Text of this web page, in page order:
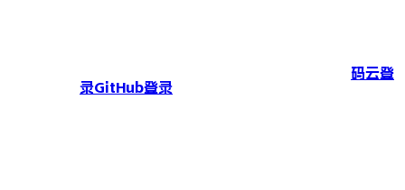
码云登
录GitHub登录